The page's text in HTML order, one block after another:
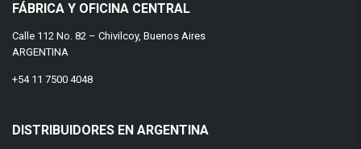
FÁBRICA Y OFICINA CENTRAL
Calle 112 No. 82 – Chivilcoy, Buenos Aires
ARGENTINA
+54 11 7500 4048
DISTRIBUIDORES EN ARGENTINA